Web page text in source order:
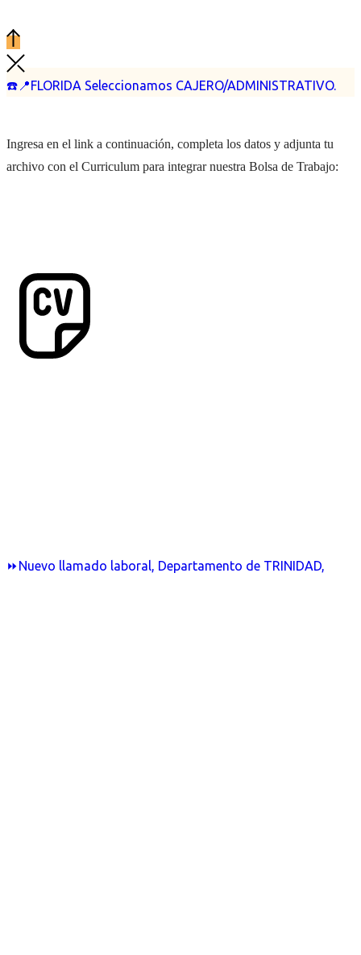
☎️📍FLORIDA Seleccionamos CAJERO/ADMINISTRATIVO.
⏩Nuevo llamado laboral, Departamento de TRINIDAD,
Ingresa en el link a continuación, completa los datos y adjunta tu
archivo con el Curriculum para integrar nuestra Bolsa de Trabajo: